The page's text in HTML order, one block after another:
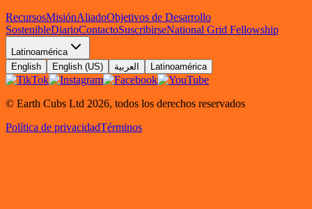
RecursosMisiónAliadoObjetivos de Desarrollo
SostenibleDiarioContactoSuscribirseNational Grid Fellowship
Latinoamérica
English
English (US) العربية Latinoamérica
© Earth Cubs Ltd 2026, todos los derechos reservados
Política de privacidadTérminos